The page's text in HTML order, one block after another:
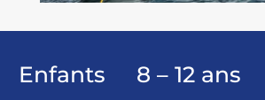
Enfants 8 – 12 ans